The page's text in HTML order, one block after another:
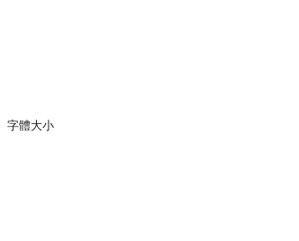
字體大小